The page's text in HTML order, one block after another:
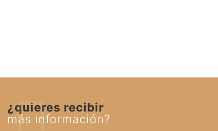
¿quieres recibir
más información?